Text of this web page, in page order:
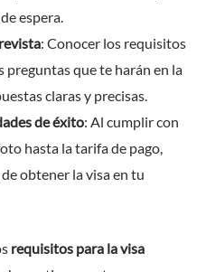
espera.
: Conocer los requisitos
que te harán en la
claras y precisas.
de éxito: Al cumplir con
hasta la tarifa de pago,
obtener la visa en tu
requisitos para la visa